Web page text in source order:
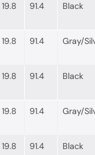
19.8 91.4 Black
19.8 91.4 Gray/
19.8 91.4 Black
19.8 91.4 Gray/
19.8 91.4 Black